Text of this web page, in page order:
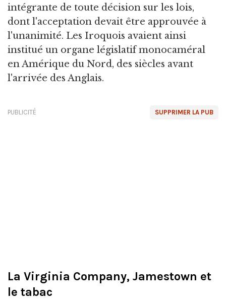
intégrante de toute décision sur les lois,
dont l'acceptation devait être approuvée à
l'unanimité. Les Iroquois avaient ainsi
institué un organe législatif monocaméral
en Amérique du Nord, des siècles avant
l'arrivée des Anglais.
SUPPRIMER LA PUB
PUBLICITÉ
La Virginia Company, Jamestown et
le tabac